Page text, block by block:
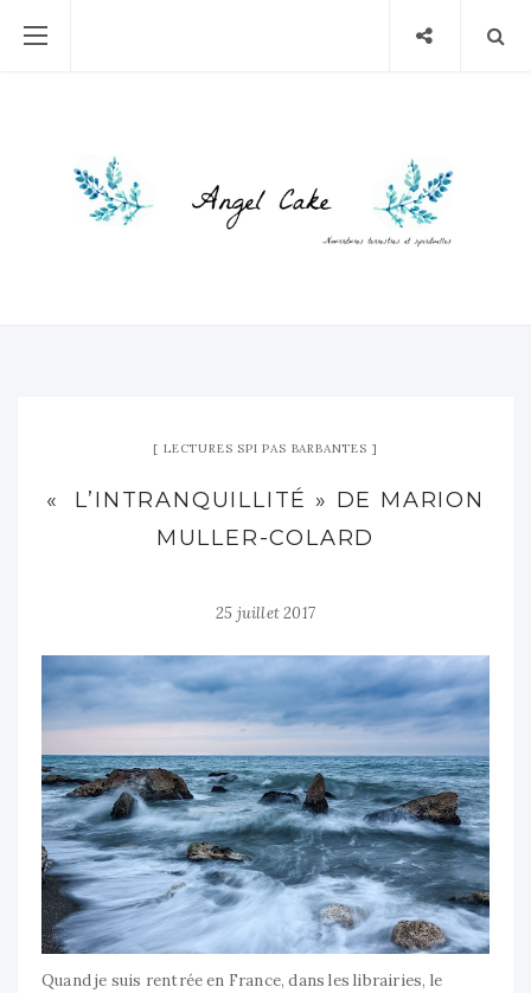
LECTURES SPI PAS BARBANTES
« L’INTRANQUILLITÉ » DE MARION
MULLER-COLARD
25 juillet 2017
Quand je suis rentrée en France, dans les librairies, le